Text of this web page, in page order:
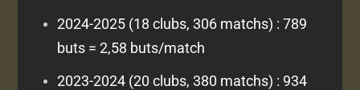
2024-2025 (18 clubs, 306 matchs) : 789
buts = 2,58 buts/match
2023-2024 (20 clubs, 380 matchs) : 934